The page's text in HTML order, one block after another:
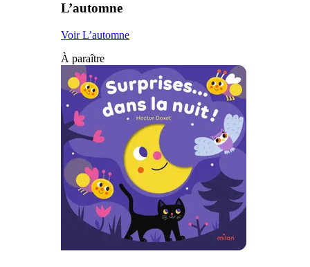
L’automne
Voir L’automne
À paraître